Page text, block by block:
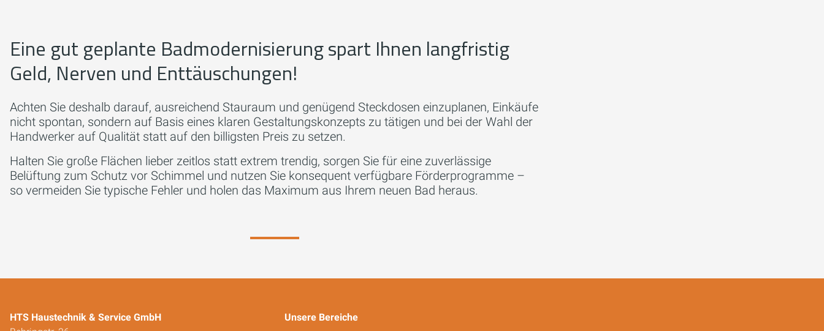
Eine gut geplante Badmodernisierung spart Ihnen langfristig
Geld, Nerven und Enttäuschungen!
Achten Sie deshalb darauf, ausreichend Stauraum und genügend Steckdosen einzuplanen, Einkäufe
nicht spontan, sondern auf Basis eines klaren Gestaltungskonzepts zu tätigen und bei der Wahl der
Handwerker auf Qualität statt auf den billigsten Preis zu setzen.
Halten Sie große Flächen lieber zeitlos statt extrem trendig, sorgen Sie für eine zuverlässige
Belüftung zum Schutz vor Schimmel und nutzen Sie konsequent verfügbare Förderprogramme –
so vermeiden Sie typische Fehler und holen das Maximum aus Ihrem neuen Bad heraus.
HTS Haustechnik & Service GmbH
Unsere Bereiche